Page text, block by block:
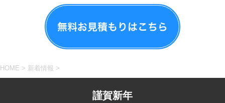
HOME > 新着情報 >
謹賀新年